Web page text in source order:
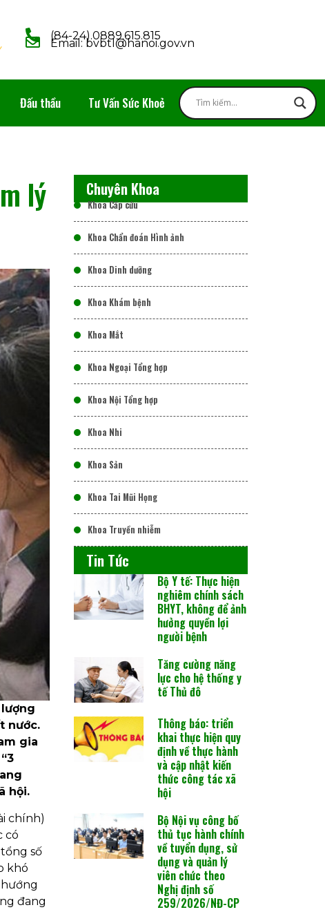
(84-24).0889.615.815
Email: bvbtl@hanoi.gov.vn
Đấu thầu Tư Vấn Sức Khoẻ
lý
nước.
gia
hội.
chính)
có
số
khó
đang
Chuyên Khoa
Khoa Cấp cứu
Khoa Chẩn đoán Hình ảnh
Khoa Dinh dưỡng
Khoa Khám bệnh
Khoa Mắt
Khoa Ngoại Tổng hợp
Khoa Nội Tổng hợp
Khoa Nhi
Khoa Sản
Khoa Tai Mũi Họng
Khoa Truyền nhiễm
Tin Tức
Bộ Y tế: Thực hiện
nghiêm chính sách
BHYT, không để ảnh
hưởng quyền lợi
người bệnh
Tăng cường năng
lực cho hệ thống y
tế Thủ đô
Thông báo: triển
khai thực hiện quy
định về thực hành
và cập nhật kiến
thức công tác xã
hội
Bộ Nội vụ công bố
thủ tục hành chính
về tuyển dụng, sử
dụng và quản lý
viên chức theo
Nghị định số
259/2026/NĐ-CP